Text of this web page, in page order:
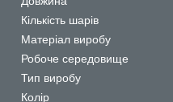
Кількість шарів
Матеріал виробу
Робоче середовище
Тип виробу
Колір